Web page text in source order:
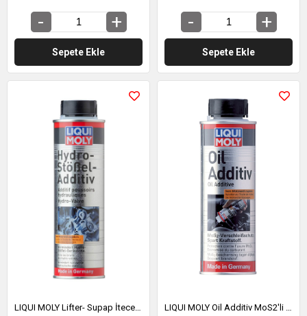
Sepete Ekle Sepete Ekle